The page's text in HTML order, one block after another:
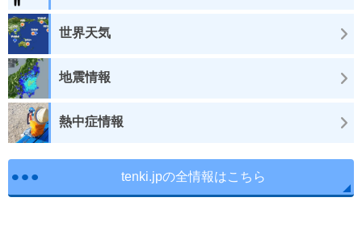
世界天気
地震情報
熱中症情報
tenki.jpの全情報はこちら